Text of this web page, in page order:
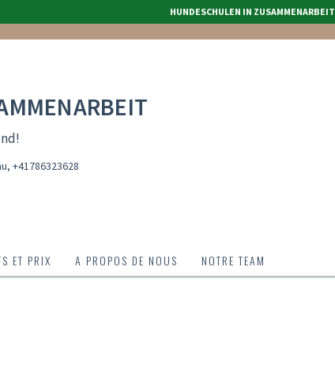
HUNDESCHULEN IN ZUSAMMENARBEIT
, +41786323628
ET PRIX A PROPOS DE NOUS NOTRE TEAM